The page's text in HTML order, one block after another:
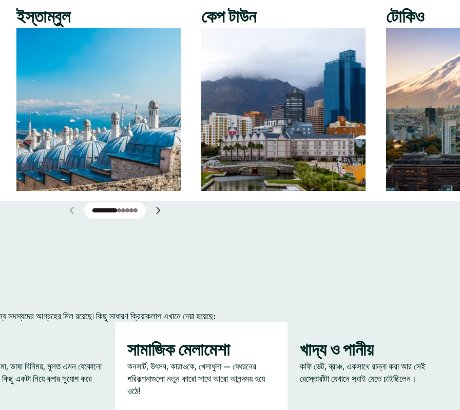
ইস্তাম্বুল কেপ টাউন টোকিও
আগ্রহের মিল রয়েছে৷ কিছু সাধারণ ক্রিয়াকলাপ এখানে দেয়া হয়েছে:
ভাষা বিনিময়, মূলত এমন যেকোনো
একটা নিয়ে বলার সুযোগ করে
সামাজিক মেলামেশা
কনসার্ট, উৎসব, কারাওকে, খেলাধুলা — যেধরনের
পরিকল্পনাগুলো নতুন কারো সাথে আরো আনন্দময় হয়ে
ওঠে!
খাদ্য ও পানীয়
কফি ডেট, ব্রাঞ্চ, একসাথে রান্না করা আর সেই
রেস্তোরাঁটা যেখানে সবাই যেতে চাইছিলেন।